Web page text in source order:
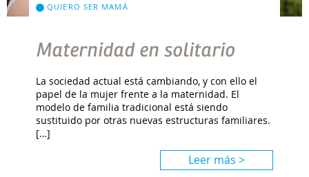
QUIERO SER MAMÁ
Maternidad en solitario
La sociedad actual está cambiando, y con ello el
papel de la mujer frente a la maternidad. El
modelo de familia tradicional está siendo
sustituido por otras nuevas estructuras familiares.
[…]
Leer más >